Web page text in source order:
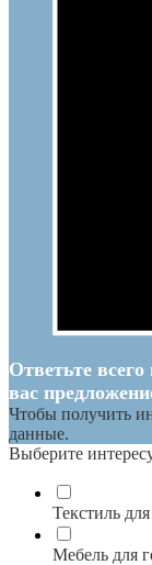
Ответьте
вас
Чтобы получить
данные.
Выберите
Текстиль
Мебель для